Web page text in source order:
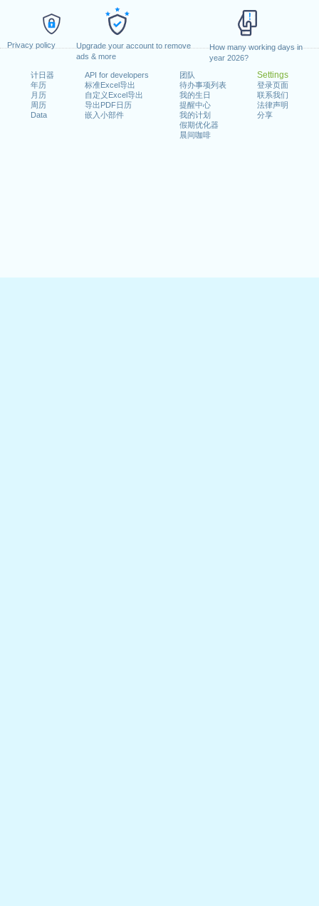
Privacy policy
Upgrade your account to remove
ads & more
How many working days in
year 2026?
计日器
年历
月历
周历
Data
API for developers
标准Excel导出
自定义Excel导出
导出PDF日历
嵌入小部件
团队
待办事项列表
我的生日
提醒中心
我的计划
假期优化器
晨间咖啡
Settings
登录页面
联系我们
法律声明
分享
próximo día de semana)
Javier (3 de diciembre) i
i
si la Navidad cae en domingo)
i
i